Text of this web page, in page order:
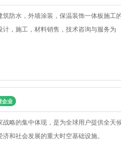
防水，外墙涂装，保温装饰一体板施工
，施工，材料销售，技术咨询与服务为
企业
略的集中体现，是为全球用户提供全天
和社会发展的重大时空基础设施。